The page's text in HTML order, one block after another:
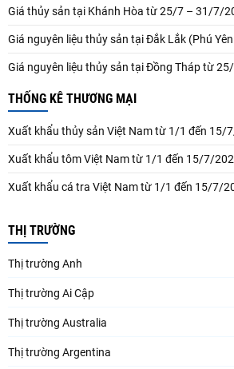
Giá thủy sản tại Khánh Hòa từ 25/7 – 31/7/
Giá nguyên liệu thủy sản tại Đắk Lắk (Phú
Giá nguyên liệu thủy sản tại Đồng Tháp từ
THỐNG KÊ THƯƠNG MẠI
Xuất khẩu thủy sản Việt Nam từ 1/1 đến 15/
Xuất khẩu tôm Việt Nam từ 1/1 đến 15/7/
Xuất khẩu cá tra Việt Nam từ 1/1 đến 15/7/
THỊ TRƯỜNG
Thị trường Anh
Thị trường Ai Cập
Thị trường Australia
Thị trường Argentina